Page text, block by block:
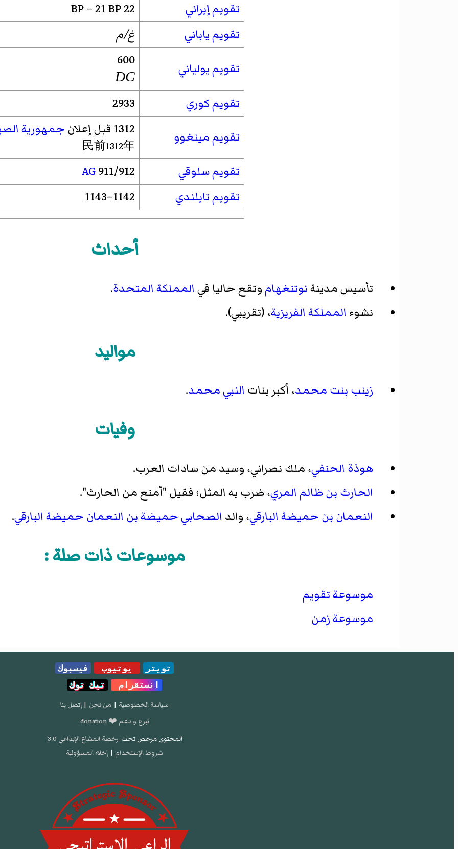
تقويم إيراني
22 BP – 21 BP
تقويم ياباني
غ/م
تقويم يولياني
600
DC
تقويم كوري
2933
تقويم مينغوو
1312 قبل إعلان جمهورية
民前1312年
تقويم سلوقي 911/912
AG
تقويم تايلندي
1142–1143
أحداث
تأسيس مدينةنوتنغهاموتقع حاليا في المملكة المتحدة.
نشوء المملكة الفريزية، (تقريبي).
مواليد
زينب بنت محمد، أكبر بنات النبي محمد.
وفيات
هوذة الحنفي، ملك نصراني، وسيد من سادات العرب.
الحارث بن ظالم المري، ضرب به المثل؛ فقيل "أمنع من الحارث".
النعمان بن حميضة البارقي، والد الصحابيحميضة بن النعمان حميضة البارقي.
موسوعات ذات صلة :
موسوعة تقويم
موسوعة زمن
تويتر يوتيوب
فيسبوك
انستقرام
تيك توك
سياسة الخصوصية | من نحن | إتصل بنا
تبرع و دعم ❤️ donation
المحتوى مرخص تحت رخصة المشاع الإبداعي 3.0
شروط الإستخدام | إخلاء المسؤولية